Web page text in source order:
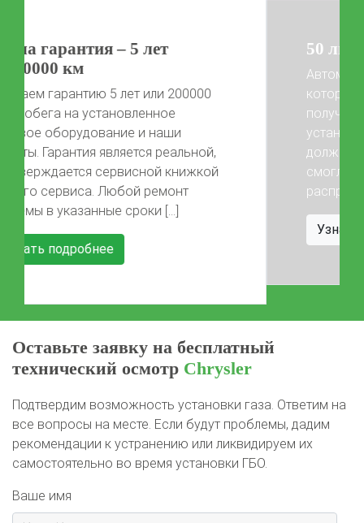
50 литров газа в подарок!
Автомобиль той марки, фото
которого не представлены на сайте,
получает 50 литров газа после
установки в подарок! Автомобиль
должен быть чистый, чтобы мы
смогли сделать красивые фото) Акция
распространяется на […]
Previous Next
Оставьте заявку на бесплатный
технический осмотрChrysler
все вопросы на месте. Если будут проблемы, дадим
рекомендации к устранению или ликвидируем их
самостоятельно во время установки ГБО.